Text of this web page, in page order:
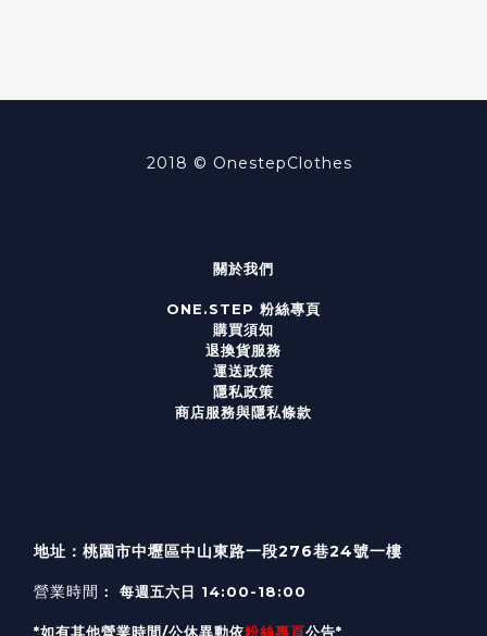
2018 © OnestepClothes
關於我們
ONE.STEP 粉絲專頁
購買須知
退換貨服務
運送政策
隱私政策
商店服務與隱私條款
地址：桃園市中壢區中山東路一段276巷24號一樓
營業時間 ： 每週五六日 14:00-18:00
*如有其他營業時間/公休異動依粉絲專頁公告*